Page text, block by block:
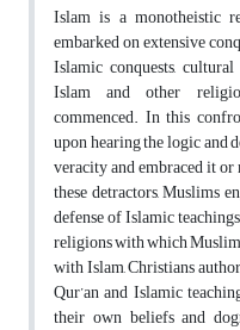
Islam is a monotheistic
embarked on extensive
Islamic conquests,
Islam and other
commenced. In this
upon hearing the logic and
veracity and embraced it
these detractors, Muslims
defense of Islamic
religions with which
with Islam, Christians
Qur’an and Islamic
their own beliefs and